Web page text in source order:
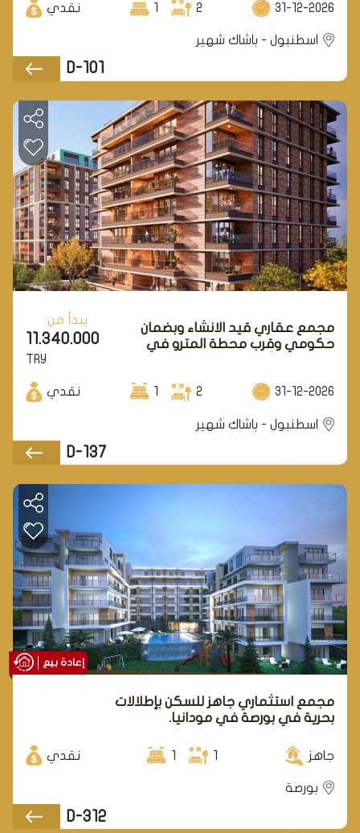
31-12-2026
2
1 نقدي
اسطنبول - باشاك شهير
D-101
مجمع عقاري قيد الانشاء وبضمان
حكومي وقرب محطة المترو في
يبدأ من:
11.340.000
TRY
31-12-2026
2
1 نقدي
اسطنبول - باشاك شهير
D-137
مجمع استثماري جاهز للسكن بإطلالات
بحرية في بورصة في مودانيا.
جاهز 1
1 نقدي
بورصة
D-312